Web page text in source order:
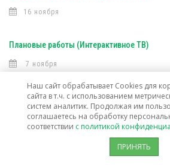
16 ноября
Плановые работы (Интерактивное ТВ)
7 ноября
Открыта техническая возможность
Лосино-Петровский
Наш сайт обрабатывает Cookies для
сайта в т.ч. с использованием
систем аналитик. Продолжая им
соглашаетесь на обработку
соответствии с политикой
ПРИНЯТЬ